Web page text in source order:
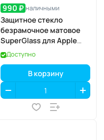
990 ₽ наличными
Защитное стекло
безрамочное матовое
SuperGlass для Apple
iPhone 17 Pro
Доступно
В корзину